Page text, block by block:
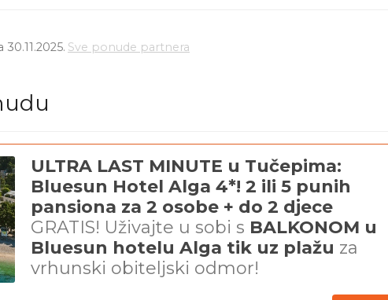
Sve ponude partnera
ULTRA LAST MINUTE u Tučepima:
Bluesun Hotel Alga 4*! 2 ili 5 punih
pansiona za 2 osobe + do 2 djece
GRATIS! Uživajte u sobi s BALKONOM u
Bluesun hotelu Alga tik uz plažu za
vrhunski obiteljski odmor!